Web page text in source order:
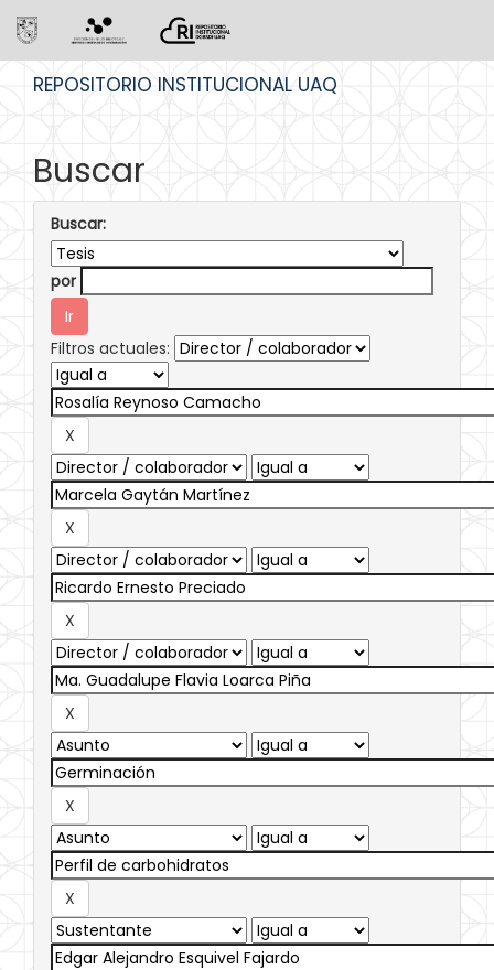
REPOSITORIO INSTITUCIONAL UAQ
Buscar
Buscar:
por
Filtros actuales: